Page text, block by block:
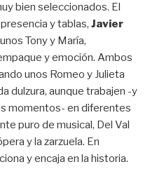
bien seleccionados. El
y tablas, Javier
Tony y María,
y emoción. Ambos
unos Romeo y Julieta
dulzura, aunque trabajen -y
momentos- en diferentes
puro de musical, Del Val
y la zarzuela. En
y encaja en la historia.